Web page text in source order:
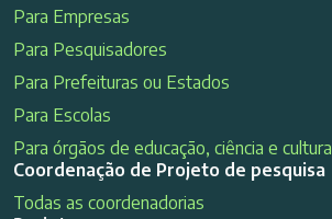
Para Empresas
Para Pesquisadores
Para Prefeituras ou Estados
Para Escolas
Para órgãos de educação, ciência e cultura
Coordenação de Projeto de pesquisa
Todas as coordenadorias